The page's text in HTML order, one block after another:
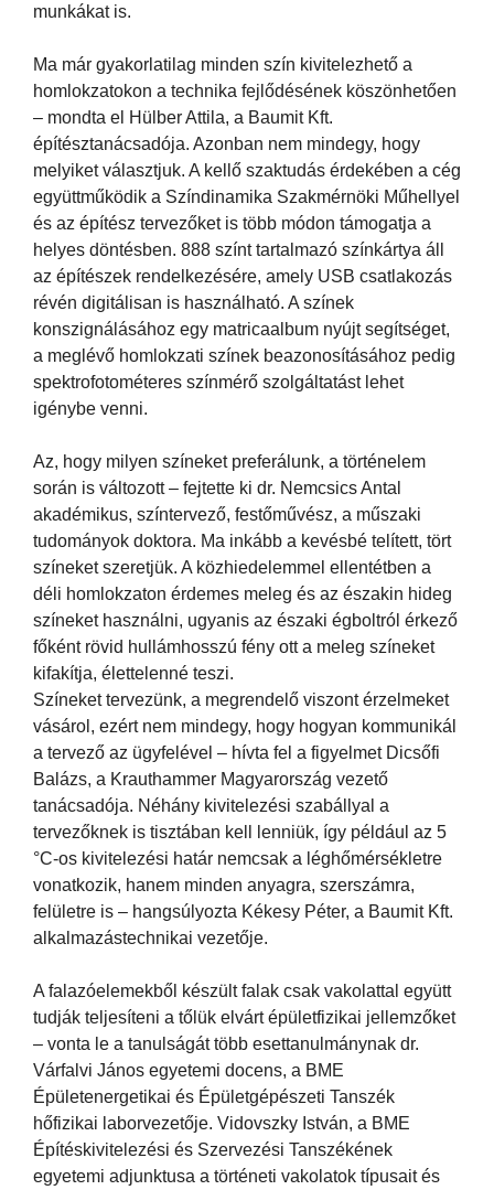
munkákat is.
Ma már gyakorlatilag minden szín kivitelezhető a
homlokzatokon a technika fejlődésének köszönhetően
– mondta el Hülber Attila, a Baumit Kft.
építésztanácsadója. Azonban nem mindegy, hogy
melyiket választjuk. A kellő szaktudás érdekében a cég
együttműködik a Színdinamika Szakmérnöki Műhellyel
és az építész tervezőket is több módon támogatja a
helyes döntésben. 888 színt tartalmazó színkártya áll
az építészek rendelkezésére, amely USB csatlakozás
révén digitálisan is használható. A színek
konszignálásához egy matricaalbum nyújt segítséget,
a meglévő homlokzati színek beazonosításához pedig
spektrofotométeres színmérő szolgáltatást lehet
igénybe venni.
Az, hogy milyen színeket preferálunk, a történelem
során is változott – fejtette ki dr. Nemcsics Antal
akadémikus, színtervező, festőművész, a műszaki
tudományok doktora. Ma inkább a kevésbé telített, tört
színeket szeretjük. A közhiedelemmel ellentétben a
déli homlokzaton érdemes meleg és az északin hideg
színeket használni, ugyanis az északi égboltról érkező
főként rövid hullámhosszú fény ott a meleg színeket
kifakítja, élettelenné teszi.
Színeket tervezünk, a megrendelő viszont érzelmeket
vásárol, ezért nem mindegy, hogy hogyan kommunikál
a tervező az ügyfelével – hívta fel a figyelmet Dicsőfi
Balázs, a Krauthammer Magyarország vezető
tanácsadója. Néhány kivitelezési szabállyal a
tervezőknek is tisztában kell lenniük, így például az 5
°C-os kivitelezési határ nemcsak a léghőmérsékletre
vonatkozik, hanem minden anyagra, szerszámra,
felületre is – hangsúlyozta Kékesy Péter, a Baumit Kft.
alkalmazástechnikai vezetője.
A falazóelemekből készült falak csak vakolattal együtt
tudják teljesíteni a tőlük elvárt épületfizikai jellemzőket
– vonta le a tanulságát több esettanulmánynak dr.
Várfalvi János egyetemi docens, a BME
Épületenergetikai és Épületgépészeti Tanszék
hőfizikai laborvezetője. Vidovszky István, a BME
Építéskivitelezési és Szervezési Tanszékének
egyetemi adjunktusa a történeti vakolatok típusait és